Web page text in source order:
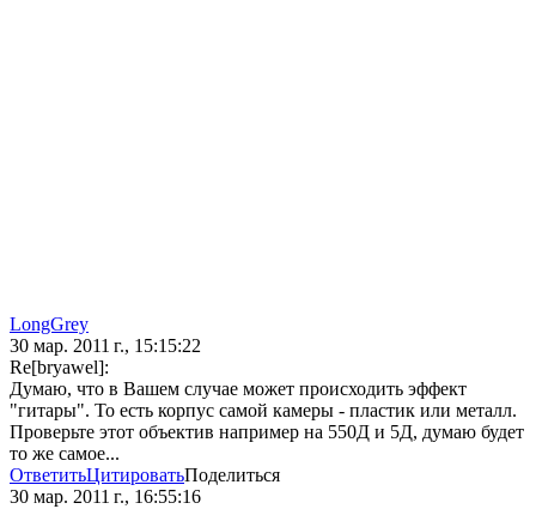
LongGrey
30 мар. 2011 г., 15:15:22
Re[bryawel]:
Думаю, что в Вашем случае может происходить эффект
"гитары". То есть корпус самой камеры - пластик или металл.
Проверьте этот объектив например на 550Д и 5Д, думаю будет
то же самое...
ОтветитьЦитироватьПоделиться
30 мар. 2011 г., 16:55:16